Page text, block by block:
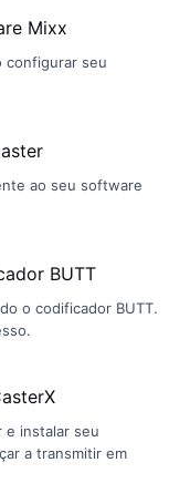
Mixx
configurar seu
ao seu software
BUTT
o codificador BUTT.
e instalar seu
a transmitir em